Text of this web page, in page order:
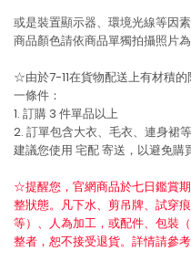
或是裝置顯示器、環境光線等因
商品顏色請依商品單獨拍攝照片為
☆由於7-11在貨物配送上有材積
一條件：
1. 訂購 3 件單品以上
2. 訂單包含大衣、毛衣、連身裙
建議您使用 宅配寄送，以避免購
☆提醒您，官網商品於七日鑑賞
整狀態。凡下水、剪吊牌、試穿
等）、人為加工，或配件、包裝
整者，恕不接受退貨。詳情請參考